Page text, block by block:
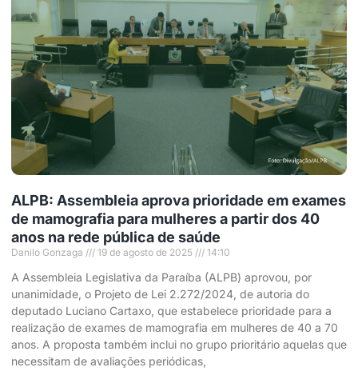
ALPB: Assembleia aprova prioridade em exames
de mamografia para mulheres a partir dos 40
anos na rede pública de saúde
Danilo Gonzaga 19 de agosto de 2025 14:10
A Assembleia Legislativa da Paraíba (ALPB) aprovou, por
unanimidade, o Projeto de Lei 2.272/2024, de autoria do
deputado Luciano Cartaxo, que estabelece prioridade para a
realização de exames de mamografia em mulheres de 40 a 70
anos. A proposta também inclui no grupo prioritário aquelas que
necessitam de avaliações periódicas,